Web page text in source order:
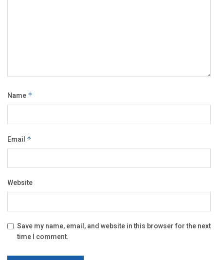
Name *
Email *
Website
Save my name, email, and website in this browser for the next
time I comment.